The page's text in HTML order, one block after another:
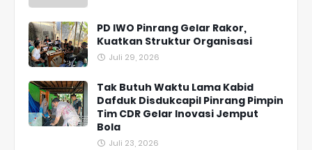
PD IWO Pinrang Gelar Rakor,
Kuatkan Struktur Organisasi
Juli 29, 2026
Tak Butuh Waktu Lama Kabid
Dafduk Disdukcapil Pinrang Pimpin
Tim CDR Gelar Inovasi Jemput
Bola
Juli 23, 2026